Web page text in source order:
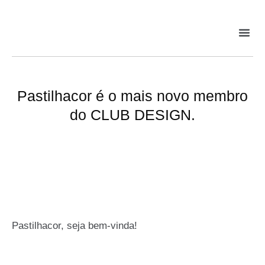
Pastilhacor é o mais novo membro
do CLUB DESIGN.
Pastilhacor, seja bem-vinda!